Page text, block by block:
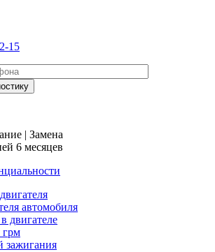
15
| Замена
6 месяцев
автомобиля
двигателе
грм
зажигания